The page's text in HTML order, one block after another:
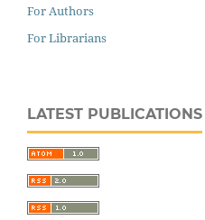
For Authors
For Librarians
LATEST PUBLICATIONS